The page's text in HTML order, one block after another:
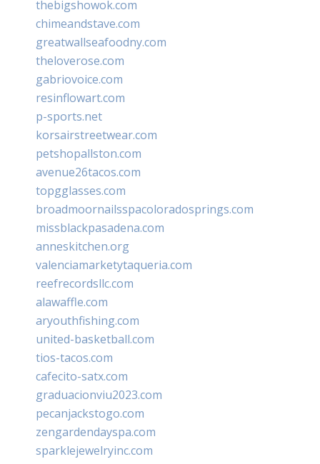
thebigshowok.com
chimeandstave.com
greatwallseafoodny.com
theloverose.com
gabriovoice.com
resinflowart.com
p-sports.net
korsairstreetwear.com
petshopallston.com
avenue26tacos.com
topgglasses.com
broadmoornailsspacoloradosprings.com
missblackpasadena.com
anneskitchen.org
valenciamarketytaqueria.com
reefrecordsllc.com
alawaffle.com
aryouthfishing.com
united-basketball.com
tios-tacos.com
cafecito-satx.com
graduacionviu2023.com
pecanjackstogo.com
zengardendayspa.com
sparklejewelryinc.com